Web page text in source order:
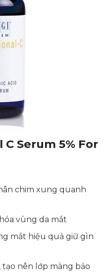
Serum 5% For
chim xung quanh
vùng da mắt
mắt hiệu quả giữ gìn
nên lớp màng bảo